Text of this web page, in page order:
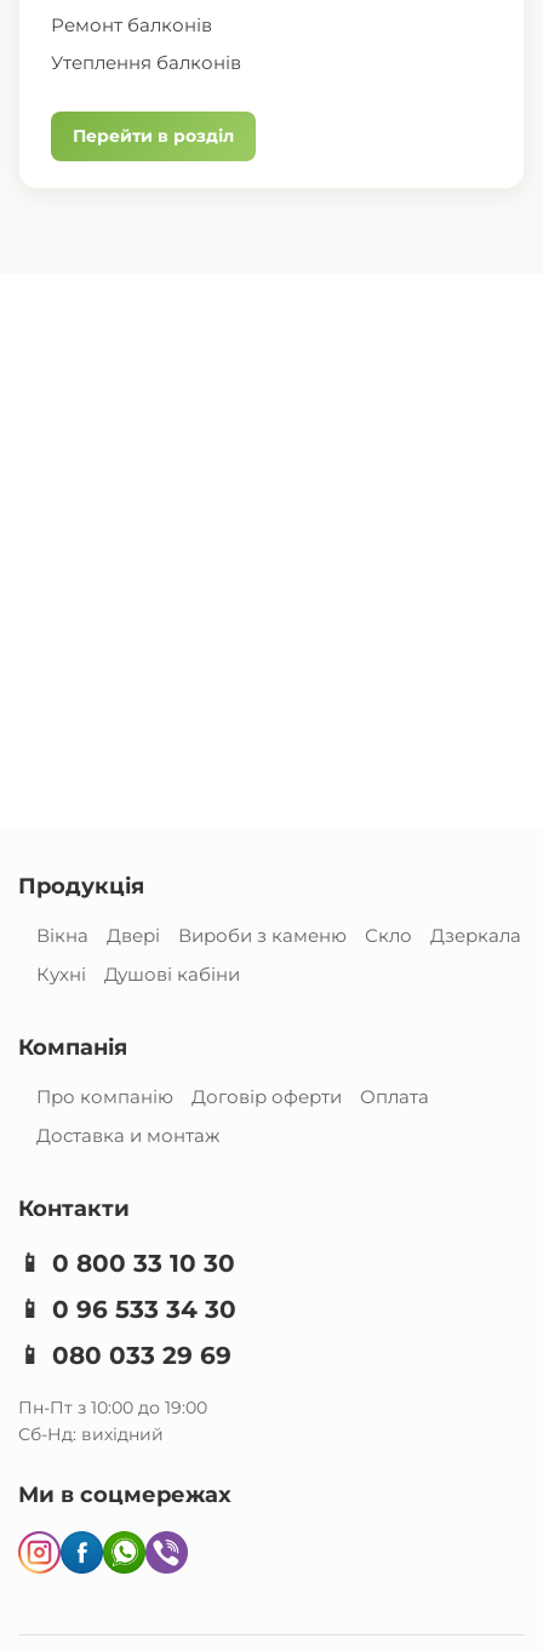
Ремонт балконів
Утеплення балконів
Перейти в розділ
Продукція
Вікна Двері Вироби з каменю Скло
Дзеркала
Кухні
Душові кабіни
Компанія
Про компанію Договір оферти
Оплата
Доставка и монтаж
Контакти
📱 0 800 33 10 30
📱 0 96 533 34 30
📱 080 033 29 69
Пн-Пт з 10:00 до 19:00
Сб-Нд: вихідний
Ми в соцмережах